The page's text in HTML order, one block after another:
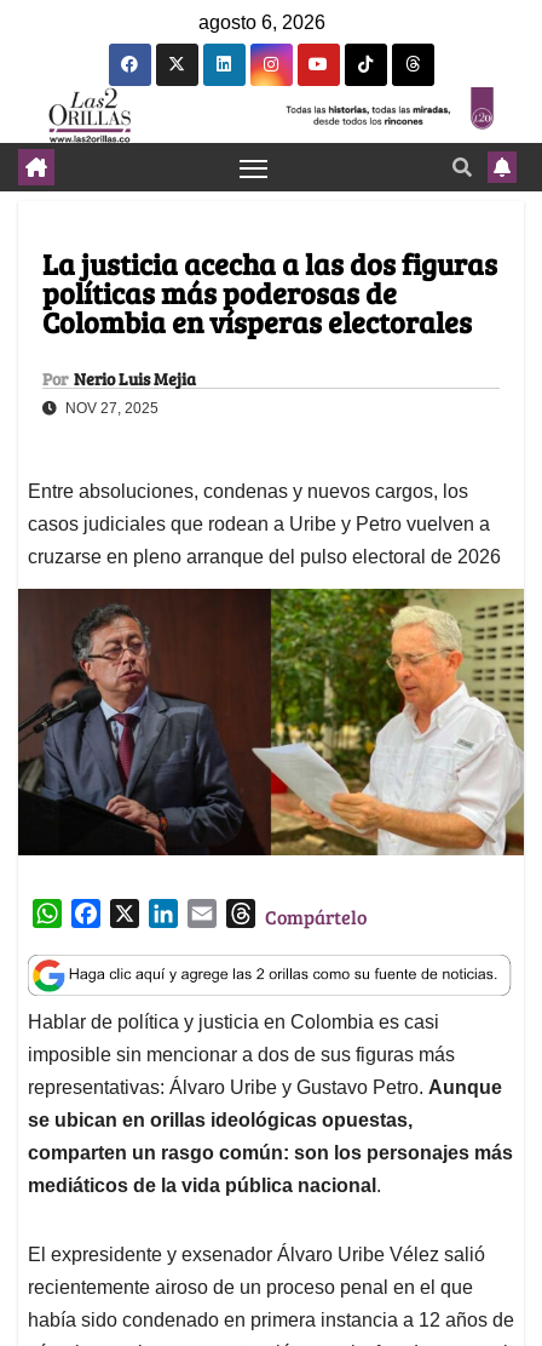
agosto 6, 2026
La justicia acecha a las dos figuras
políticas más poderosas de
Colombia en vísperas electorales
Por Nerio Luis Mejia
NOV 27, 2025
Entre absoluciones, condenas y nuevos cargos, los
casos judiciales que rodean a Uribe y Petro vuelven a
cruzarse en pleno arranque del pulso electoral de 2026
W
a
t
s
A
p
p
c
e
b
o
o
k
n
k
e
d
I
n
a
i
l
T
r
e
a
d
s
Compártelo
Hablar de política y justicia en Colombia es casi
imposible sin mencionar a dos de sus figuras más
representativas: Álvaro Uribe y Gustavo Petro. Aunque
se ubican en orillas ideológicas opuestas,
comparten un rasgo común: son los personajes más
mediáticos de la vida pública nacional .
El expresidente y exsenador Álvaro Uribe Vélez salió
recientemente airoso de un proceso penal en el que
había sido condenado en primera instancia a 12 años de